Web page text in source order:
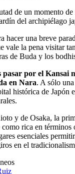
de un momento
del archipiélago
hacer una breve
vale la pena visitar
de Buda y los
pasar por el Kansai
en Nara. A sólo
histórica de Japón
y de Osaka, la
como rica en términos
esenciales
en el